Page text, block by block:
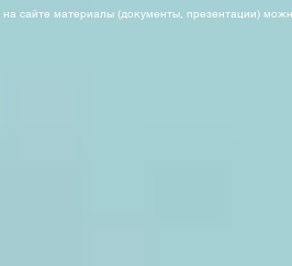
сайте материалы (документы, презентации)